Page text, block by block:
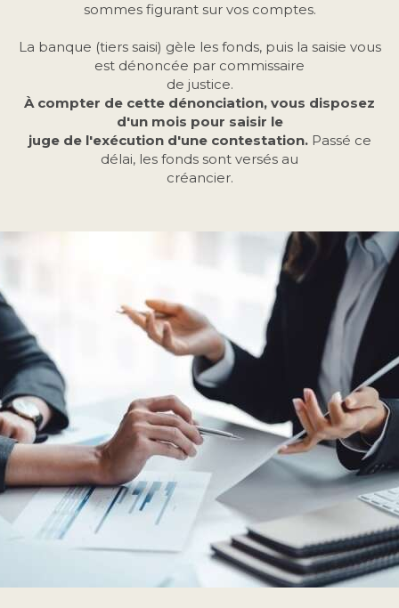
sommes figurant sur vos comptes.
La banque (tiers saisi) gèle les fonds, puis la saisie vous
est dénoncée par commissaire
de justice.
À compter de cette dénonciation, vous disposez
d'un mois pour saisir le
juge de l'exécution d'une contestation.Passé ce
délai, les fonds sont versés au
créancier.